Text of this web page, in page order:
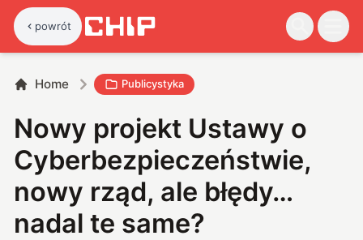
powrót
Home Publicystyka
Nowy projekt Ustawy o
Cyberbezpieczeństwie,
nowy rząd, ale błędy…
nadal te same?